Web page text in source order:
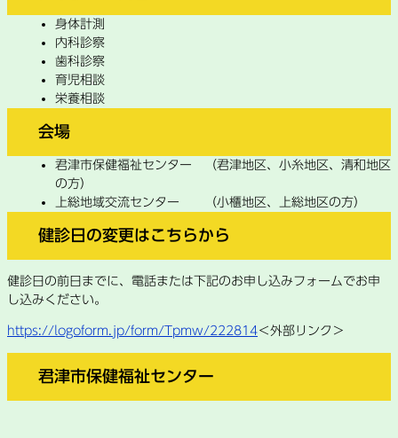
身体計測
内科診察
歯科診察
育児相談
栄養相談
会場
君津市保健福祉センター （君津地区、小糸地区、清和地区
の方）
上総地域交流センター （小櫃地区、上総地区の方）
健診日の変更はこちらから
健診日の前日までに、電話または下記のお申し込みフォームでお申
し込みください。
https://logoform.jp/form/Tpmw/222814＜外部リンク＞
君津市保健福祉センター